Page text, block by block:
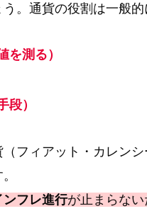
。通貨の役割は一般的
測る）
）
フィアット・カレン
フレ進行が止まらない